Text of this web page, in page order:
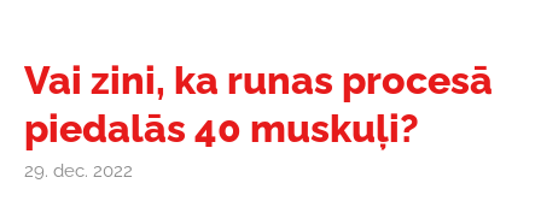
Vai zini, ka runas procesā
piedalās 40 muskuļi?
29. dec. 2022